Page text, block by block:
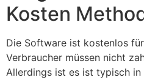
Kosten
Die Software ist kostenlos
Verbraucher müssen nicht
Allerdings ist es ist typisch